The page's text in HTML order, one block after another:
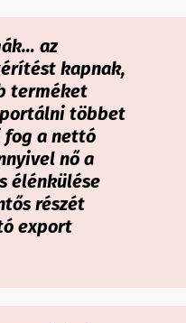
az
kapnak,
terméket
többet
fog a nettó
nő a
élénkülése
részét
export